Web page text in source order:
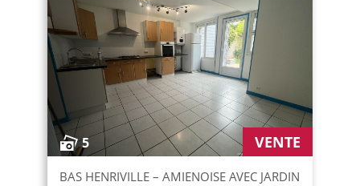
5 VENTE
BAS HENRIVILLE – AMIENOISE AVEC JARDIN